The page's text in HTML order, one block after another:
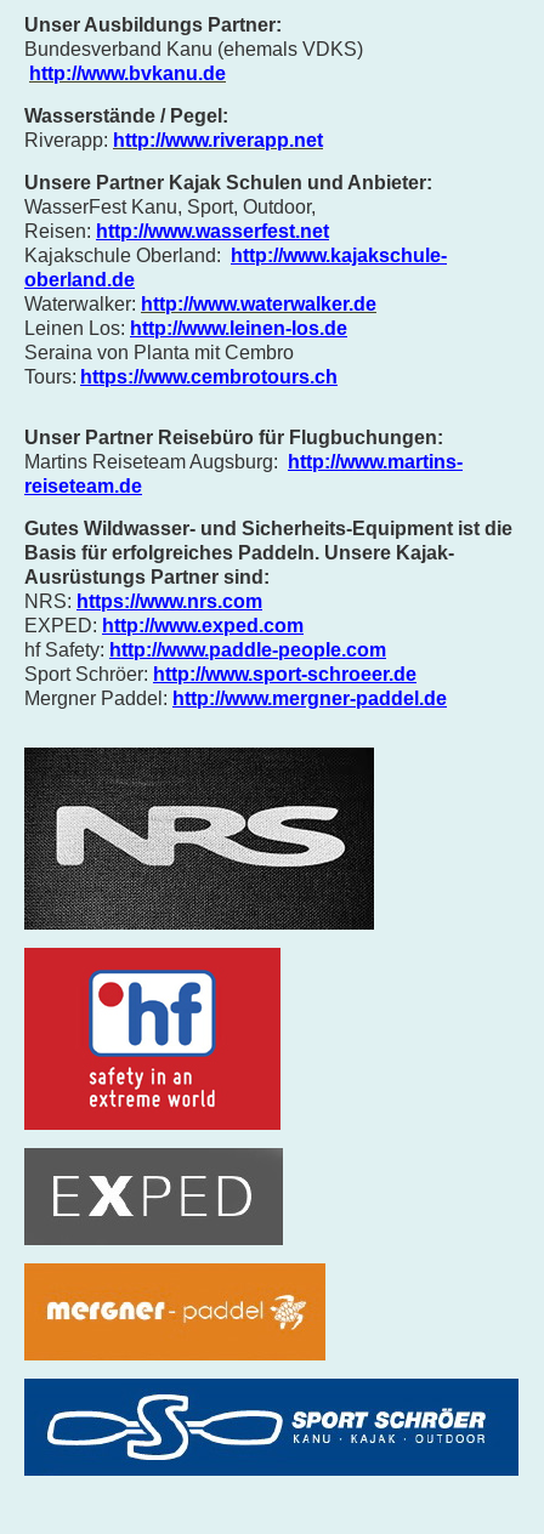
Unser Ausbildungs Partner:
Bundesverband Kanu (ehemals VDKS)
http://www.bvkanu.de
Wasserstände / Pegel:
Riverapp: http://www.riverapp.net
Unsere Partner Kajak Schulen und Anbieter:
WasserFest Kanu, Sport, Outdoor,
Reisen: http://www.wasserfest.net
Kajakschule Oberland:
http://www.kajakschule-
oberland.de
Waterwalker: http://www.waterwalker.de
Leinen Los: http://www.leinen-los.de
Seraina von Planta mit Cembro
Tours: https://www.cembrotours.ch
Unser Partner Reisebüro für Flugbuchungen:
Martins Reiseteam Augsburg:
http://www.martins-
reiseteam.de
Gutes Wildwasser- und Sicherheits-Equipment ist die
Basis für erfolgreiches Paddeln. Unsere Kajak-
Ausrüstungs Partner sind:
NRS: https://www.nrs.com
EXPED: http://www.exped.com
hf Safety: http://www.paddle-people.com
Sport Schröer: http://www.sport-schroeer.de
Mergner Paddel: http://www.mergner-paddel.de